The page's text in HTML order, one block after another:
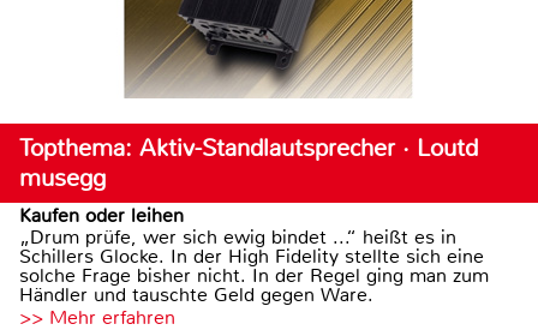
Topthema: Aktiv-Standlautsprecher · Loutd
musegg
Kaufen oder leihen
„Drum prüfe, wer sich ewig bindet ...“ heißt es in
Schillers Glocke. In der High Fidelity stellte sich eine
solche Frage bisher nicht. In der Regel ging man zum
Händler und tauschte Geld gegen Ware.
>> Mehr erfahren